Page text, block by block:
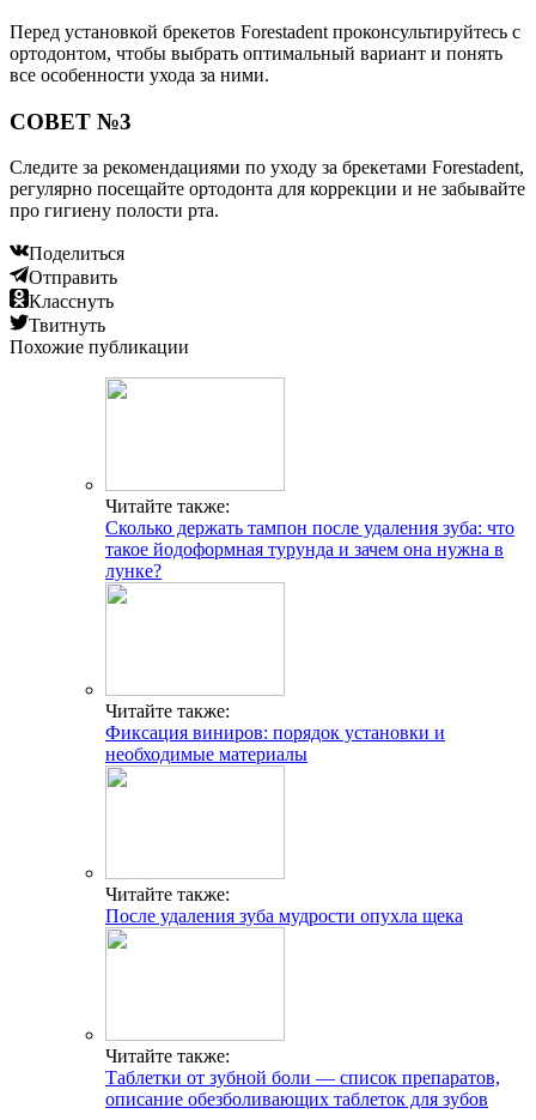
Перед установкой брекетов Forestadent проконсультируйтесь с
ортодонтом, чтобы выбрать оптимальный вариант и понять
все особенности ухода за ними.
СОВЕТ №3
Следите за рекомендациями по уходу за брекетами Forestadent,
регулярно посещайте ортодонта для коррекции и не забывайте
про гигиену полости рта.
Поделиться
Отправить
Класснуть
Твитнуть
Похожие публикации
Читайте также:
Сколько держать тампон после удаления зуба: что
такое йодоформная турунда и зачем она нужна в
лунке?
Читайте также:
Фиксация виниров: порядок установки и
необходимые материалы
Читайте также:
После удаления зуба мудрости опухла щека
Читайте также:
Таблетки от зубной боли — список препаратов,
описание обезболивающих таблеток для зубов